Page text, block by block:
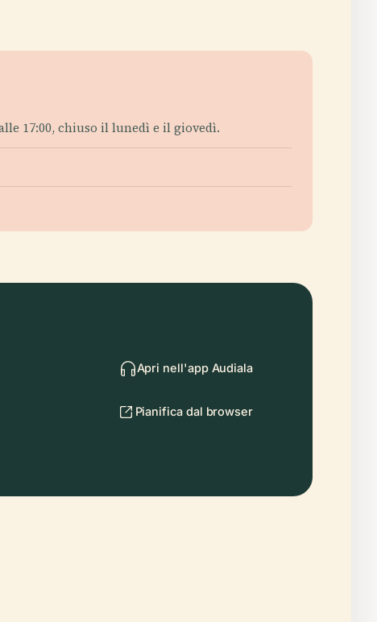
17:00, chiuso il lunedì e il giovedì.
Apri nell'app Audiala
Pianifica dal browser